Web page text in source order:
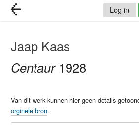
Log in
Jaap Kaas
Centaur 1928
Van dit werk kunnen hier geen details
orginele bron.